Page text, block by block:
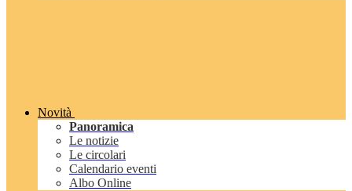
Novità
Panoramica
Le notizie
Le circolari
Calendario eventi
Albo Online